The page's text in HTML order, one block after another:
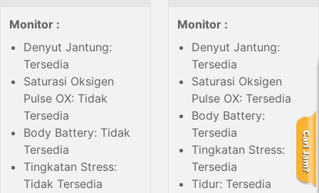
Monitor :
Denyut Jantung:
Tersedia
Saturasi Oksigen
Pulse OX: Tidak
Tersedia
Body Battery: Tidak
Tersedia
Tingkatan Stress:
Tidak Tersedia
Monitor :
Denyut Jantung:
Tersedia
Saturasi Oksigen
Pulse OX: Tersedia
Body Battery:
Tersedia
Tingkatan Stress:
Tersedia
Tidur: Tersedia